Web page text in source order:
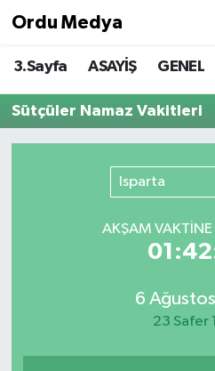
Ordu Medya
3.Sayfa ASAYİŞ GENEL
Sütçüler Namaz Vakitleri
Isparta
AKŞAM VAKTİNE
6
23 Safer
ASAYİŞ
Basketbol
Nöbetçi Eczaneler
Hava Durumu
Süper Lig Puan Durumu
Tüm Manşetler